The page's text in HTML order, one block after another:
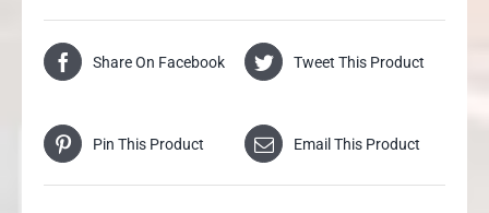
Share On Facebook Tweet This Product
Pin This Product Email This Product